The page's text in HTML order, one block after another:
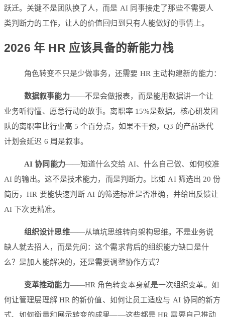
跃迁。关键不是团队换了人，而是 AI 同事接走了那些不需要人
类判断力的工作，让人的价值回归到只有人能做好的事情上。
2026 年 HR 应该具备的新能力栈
角色转变不只是少做事务，还需要 HR 主动构建新的能力：
数据叙事能力——不是会做报表，而是能用数据讲一个让
业务听得懂、愿意行动的故事。离职率 15%是数据，核心研发团
队的离职率比行业高 5 个百分点，如果不干预，Q3 的产品迭代
计划会延迟 6 周是叙事。
AI 协同能力——知道什么交给 AI、什么自己做、如何校准
AI 的输出。这不是技术能力，而是判断力。比如 AI 筛选出 20 份
简历，HR 要能快速判断 AI 的筛选标准是否准确，并给出反馈让
AI 下次更精准。
组织设计思维——从填坑思维转向架构思维。不是业务说
缺人就去招人，而是先问：这个需求背后的组织能力缺口是什
么？是加人能解决的，还是需要调整协作方式？
变革推动能力——HR 角色转变本身就是一次组织变革。如
何让管理层理解 HR 的新价值、如何让员工适应与 AI 协同的新方
式、如何衡量和展示转变的成果——这些都是 HR 需要自己推动